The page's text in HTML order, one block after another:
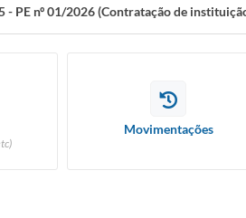
- PE nº 01/2026 (Contratação de
Movimentações